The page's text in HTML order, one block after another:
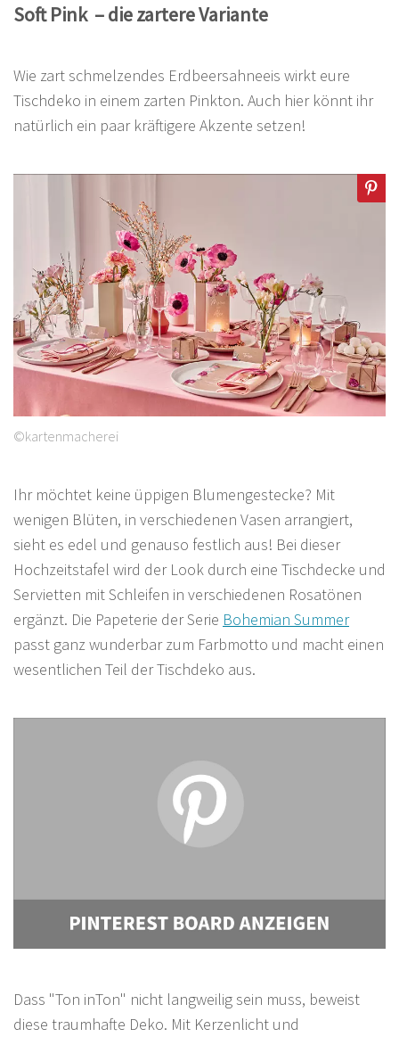
Soft Pink – die zartere Variante
Wie zart schmelzendes Erdbeersahneeis wirkt eure
Tischdeko in einem zarten Pinkton. Auch hier könnt ihr
natürlich ein paar kräftigere Akzente setzen!
©kartenmacherei
Ihr möchtet keine üppigen Blumengestecke? Mit
wenigen Blüten, in verschiedenen Vasen arrangiert,
sieht es edel und genauso festlich aus! Bei dieser
Hochzeitstafel wird der Look durch eine Tischdecke und
Servietten mit Schleifen in verschiedenen Rosatönen
ergänzt. Die Papeterie der Serie Bohemian Summer
passt ganz wunderbar zum Farbmotto und macht einen
wesentlichen Teil der Tischdeko aus.
Dass "Ton inTon" nicht langweilig sein muss, beweist
diese traumhafte Deko. Mit Kerzenlicht und